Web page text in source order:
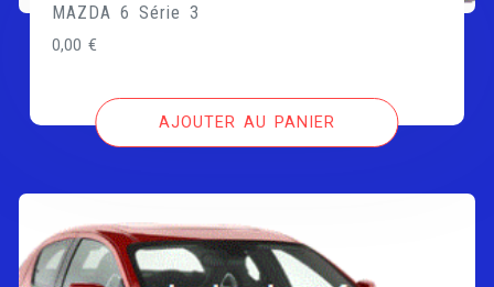
MAZDA 6 Série 3
0,00€
AJOUTER AU PANIER